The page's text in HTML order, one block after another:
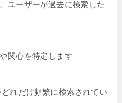
ユーザーが過去に検索した
関心を特定します
れだけ頻繁に検索されてい